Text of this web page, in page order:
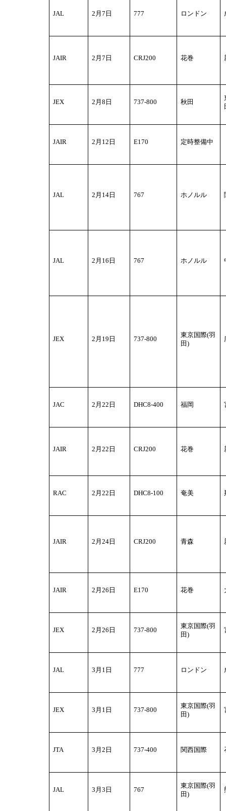
JAL 2 月7日 777 ロンドン
JAIR 2 月7日 CRJ200 花巻
JEX 2 月8日 737-800 秋田
JAIR 2 月12日 E170 定時整備中
JAL 2 月14日 767 ホノルル
JAL 2 月16日 767 ホノルル
JEX 2 月19日 737-800
東京国際(羽
田)
JAC 2 月22日 DHC8-400 福岡
JAIR 2 月22日 CRJ200 花巻
RAC 2 月22日 DHC8-100 奄美
JAIR 2 月24日 CRJ200 青森
JAIR 2 月26日 E170 花巻
JEX 2 月26日 737-800
東京国際(羽
田)
JAL 3 月1日 777 ロンドン
JEX 3 月1日 737-800
東京国際(羽
田)
JTA 3 月2日 737-400 関西国際
JAL 3 月3日 767
東京国際(羽
田)